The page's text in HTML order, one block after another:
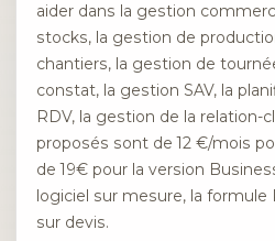
aider dans la gestion
stocks, la gestion de
chantiers, la gestion de
constat, la gestion SAV, la
RDV, la gestion de la relation-
proposés sont de 12 €/mois
de 19€ pour la version
logiciel sur mesure, la
sur devis.